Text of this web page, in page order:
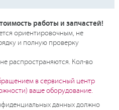
работы и запчастей!
ориентировочным, не
и полную проверку
распространяются. Кол-во
в сервисный центр
ваше оборудование.
данных должно